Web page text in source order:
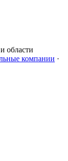
области
компании ·